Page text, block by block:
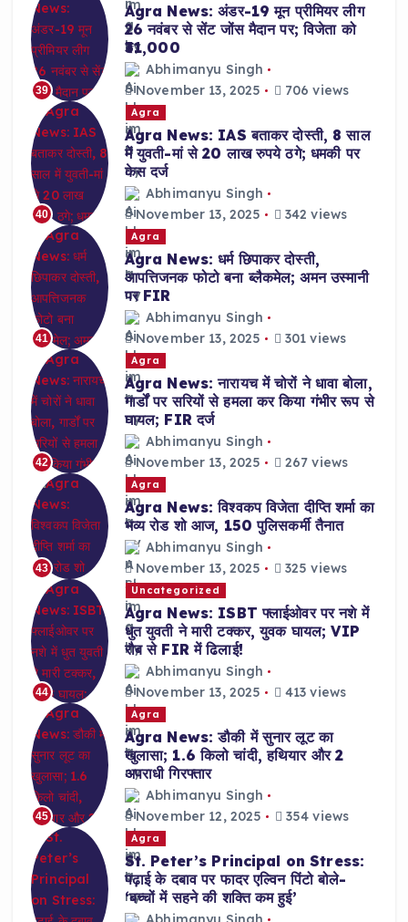
39
Agra News: अंडर-19 मून प्रीमियर लीग
26 नवंबर से सेंट जोंस मैदान पर; विजेता को
₹31,000
Abhimanyu Singh
November 13, 2025
706 views
40
Agra
Agra News: IAS बताकर दोस्ती, 8 साल
में युवती-मां से 20 लाख रुपये ठगे; धमकी पर
केस दर्ज
Abhimanyu Singh
November 13, 2025
342 views
41
Agra
Agra News: धर्म छिपाकर दोस्ती,
आपत्तिजनक फोटो बना ब्लैकमेल; अमन उस्मानी
पर FIR
Abhimanyu Singh
November 13, 2025
301 views
42
Agra
Agra News: नारायच में चोरों ने धावा बोला,
गार्डों पर सरियों से हमला कर किया गंभीर रूप से
घायल; FIR दर्ज
Abhimanyu Singh
November 13, 2025
267 views
43
Agra
Agra News: विश्वकप विजेता दीप्ति शर्मा का
भव्य रोड शो आज, 150 पुलिसकर्मी तैनात
Abhimanyu Singh
November 13, 2025
325 views
44
Uncategorized
Agra News: ISBT फ्लाईओवर पर नशे में
धुत युवती ने मारी टक्कर, युवक घायल; VIP
रौब से FIR में ढिलाई!
Abhimanyu Singh
November 13, 2025
413 views
45
Agra
Agra News: डौकी में सुनार लूट का
खुलासा; 1.6 किलो चांदी, हथियार और 2
अपराधी गिरफ्तार
Abhimanyu Singh
November 12, 2025
354 views
Agra
St. Peter’s Principal on Stress:
पढ़ाई के दबाव पर फादर एल्विन पिंटो बोले-
‘बच्चों में सहने की शक्ति कम हुई’